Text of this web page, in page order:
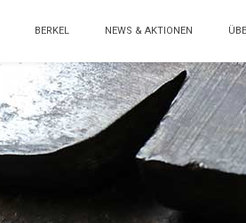
BERKEL NEWS & AKTIONEN